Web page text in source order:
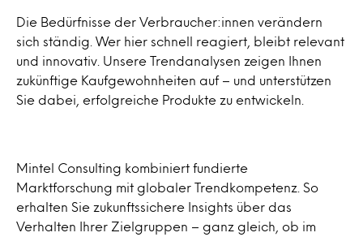
Die Bedürfnisse der Verbraucher:innen verändern
sich ständig. Wer hier schnell reagiert, bleibt relevant
und innovativ. Unsere Trendanalysen zeigen Ihnen
zukünftige Kaufgewohnheiten auf – und unterstützen
Sie dabei, erfolgreiche Produkte zu entwickeln.
Mintel Consulting kombiniert fundierte
Marktforschung mit globaler Trendkompetenz. So
erhalten Sie zukunftssichere Insights über das
Verhalten Ihrer Zielgruppen – ganz gleich, ob im